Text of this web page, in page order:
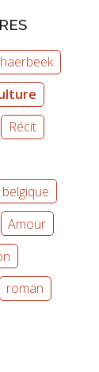
Récit
belgique
Amour
roman